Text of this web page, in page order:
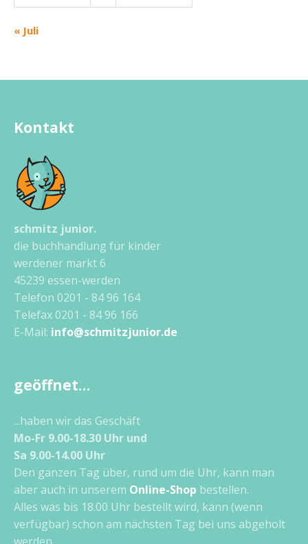
« Juli
Kontakt
schmitz junior.
die buchhandlung für kinder
werdener markt 6
45239 essen-werden
Telefon 0201 - 84 96 164
Telefax 0201 - 84 96 166
E-Mail: info@schmitzjunior.de
geöffnet…
...haben wir das Geschäft
Mo-Fr 9.00-18.30 Uhr und
Sa 9.00-14.00 Uhr
Den ganzen Tag über, rund um die Uhr, kann man
aber auch in unserem Online-Shop bestellen.
Alles was bis 18.00 Uhr bestellt wird, kann (wenn
verfügbar) schon am nächsten Tag bei uns abgeholt
werden.